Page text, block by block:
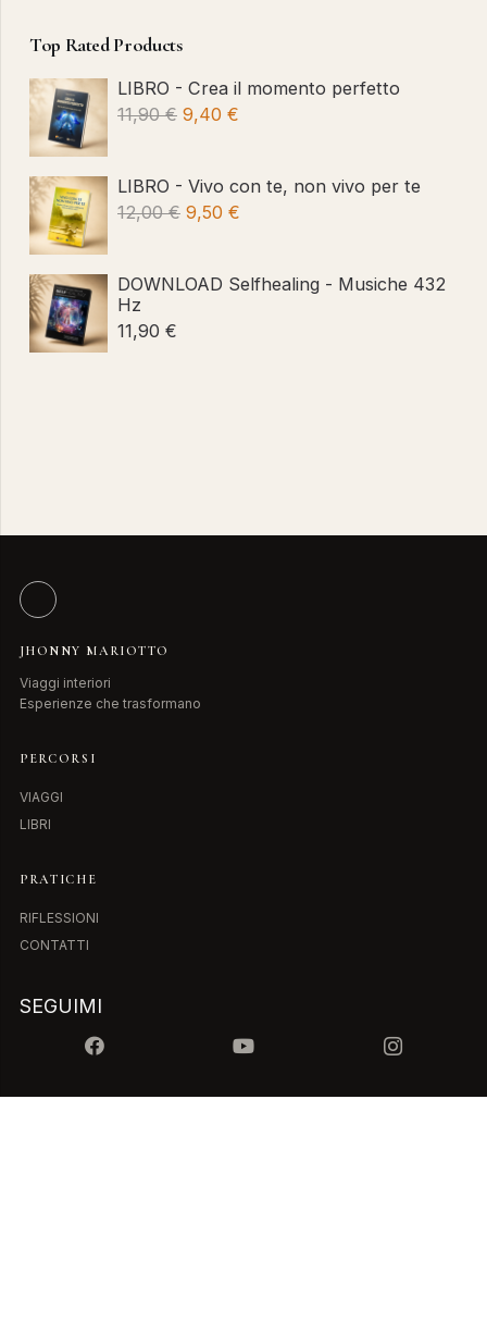
Top Rated Products
LIBRO - Crea il momento perfetto
11,90€ Il
era:
9,40 €
è:
LIBRO - Vivo con te, non vivo per te
12,00€ Il
9,50 €
DOWNLOAD Selfhealing - Musiche 432
Hz
11,90 €
JHONNY MARIOTTO
Viaggi interiori
Esperienze che trasformano
PERCORSI
VIAGGI
LIBRI
PRATICHE
RIFLESSIONI
CONTATTI
SEGUIMI